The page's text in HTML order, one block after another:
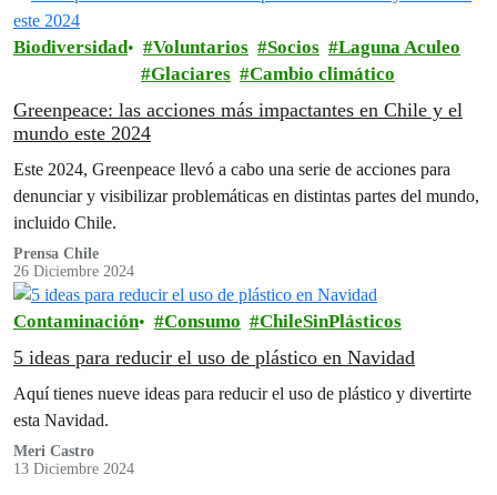
Biodiversidad Voluntarios Socios
Laguna Aculeo
Glaciares
Cambio climático
Greenpeace: las acciones más impactantes en Chile y el
mundo este 2024
Este 2024, Greenpeace llevó a cabo una serie de acciones para
denunciar y visibilizar problemáticas en distintas partes del mundo,
incluido Chile.
Prensa Chile
26 Diciembre 2024
Contaminación Consumo ChileSinPlásticos
5 ideas para reducir el uso de plástico en Navidad
Aquí tienes nueve ideas para reducir el uso de plástico y divertirte
esta Navidad.
Meri Castro
13 Diciembre 2024